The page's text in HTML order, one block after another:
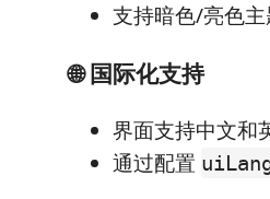
支持暗色/亮色
🌐 国际化支持
界面支持中文和
通过配置